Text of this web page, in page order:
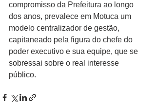
compromisso da Prefeitura ao longo
dos anos, prevalece em Motuca um
modelo centralizador de gestão,
capitaneado pela figura do chefe do
poder executivo e sua equipe, que se
sobressai sobre o real interesse
público.